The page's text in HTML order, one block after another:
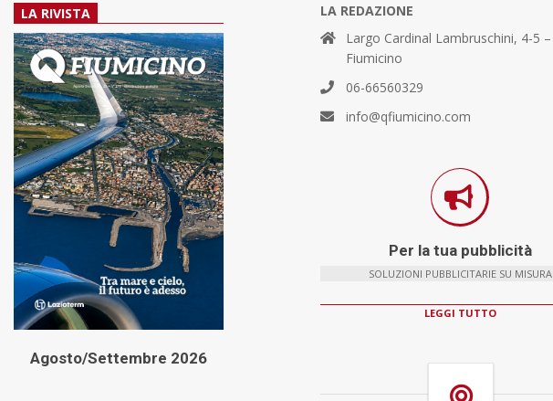
LA RIVISTA
Agosto/Settembre 2026
LA REDAZIONE
Largo Cardinal Lambruschini, 4-5 –
Fiumicino
06-66560329
info@qfiumicino.com
Per la tua pubblicità
SOLUZIONI PUBBLICITARIE SU MISURA
LEGGI TUTTO